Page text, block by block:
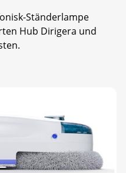
Ständerlampe
Hub Dirigera und